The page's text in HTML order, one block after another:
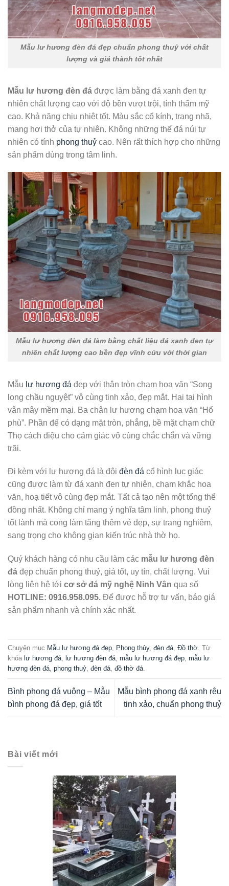
Mẫu lư hương đèn đá đẹp chuẩn phong thuỷ với chất
lượng và giá thành tốt nhất
Mẫu lư hương đèn đá được làm bằng đá xanh đen tự
nhiên chất lượng cao với độ bền vượt trội, tính thẩm mỹ
cao. Khả năng chịu nhiệt tốt. Màu sắc cổ kính, trang nhã,
mang hơi thở của tự nhiên. Không những thế đá núi tự
nhiên có tính phong thuỷ cao. Nên rất thích hợp cho những
sản phẩm dùng trong tâm linh.
Mẫu lư hương đèn đá làm bằng chất liệu đá xanh đen tự
nhiên chất lượng cao bền đẹp vĩnh cửu với thời gian
Mẫu lư hương đá đẹp với thân tròn chạm hoa văn “Song
long chầu nguyệt” vô cùng tinh xảo, đẹp mắt. Hai tai hình
vân mây mềm mại. Ba chân lư hương chạm hoa văn “Hổ
phù”. Phần đế có dạng mặt tròn, phẳng, bề mặt chạm chữ
Thọ cách điệu cho cảm giác vô cùng chắc chắn và vững
trãi.
Đi kèm với lư hương đá là đôi đèn đá cổ hình lục giác
cũng được làm từ đá xanh đen tự nhiên, chạm khắc hoa
văn, hoạ tiết vô cùng đẹp mắt. Tất cả tạo nên một tổng thể
đồng nhất. Không chỉ mang ý nghĩa tâm linh, phong thuỷ
tốt lành mà cong làm tăng thêm vẻ đẹp, sự trang nghiêm,
sang trọng cho không gian kiến trúc nhà thờ họ.
Quý khách hàng có nhu cầu làm các mẫu lư hương đèn
đá đẹp chuẩn phong thuỷ, giá tốt, uy tín, chất lượng. Vui
lòng liên hệ tới cơ sở đá mỹ nghệ Ninh Vân qua số
HOTLINE: 0916.958.095. Để được hỗ trợ tư vấn, báo giá
sản phẩm nhanh và chính xác nhất.
Chuyên mục Mẫu lư hương đá đẹp, Phong thủy, đèn đá, Đồ thờ. Từ
khóa lư hương đá, lư hương đèn đá, mẫu lư hương đá đẹp, mẫu lư
hương đèn đá, phong thuỷ, đèn đá, đồ thờ đá.
Bình phong đá vuông – Mẫu
bình phong đá đẹp, giá tốt
Mẫu bình phong đá xanh rêu
tinh xảo, chuẩn phong thuỷ
Bài viết mới